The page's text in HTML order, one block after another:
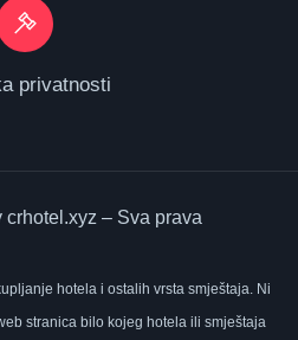
privatnosti
– Sva prava
hotela i ostalih vrsta smještaja. Ni
stranica bilo kojeg hotela ili smještaja